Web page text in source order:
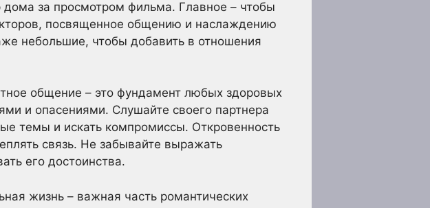
дома за просмотром фильма. Главное – чтобы
посвященное общению и наслаждению
небольшие, чтобы добавить в отношения
общение – это фундамент любых здоровых
и опасениями. Слушайте своего партнера
темы и искать компромиссы. Откровенность
связь. Не забывайте выражать
его достоинства.
жизнь – важная часть романтических